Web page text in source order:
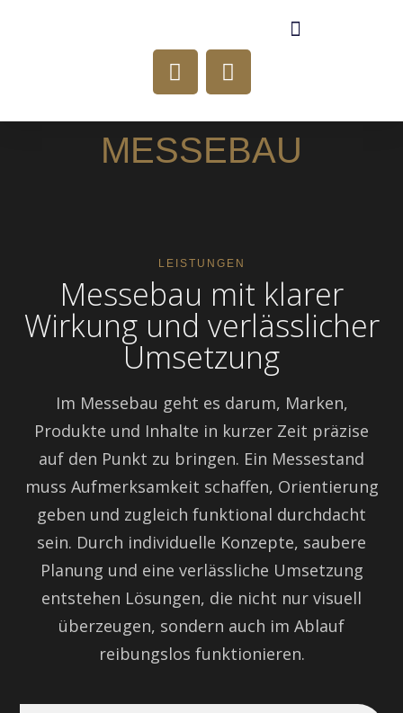
MESSEBAU
LEISTUNGEN
Messebau mit klarer
Wirkung und verlässlicher
Umsetzung
Im Messebau geht es darum, Marken,
Produkte und Inhalte in kurzer Zeit präzise
auf den Punkt zu bringen. Ein Messestand
muss Aufmerksamkeit schaffen, Orientierung
geben und zugleich funktional durchdacht
sein. Durch individuelle Konzepte, saubere
Planung und eine verlässliche Umsetzung
entstehen Lösungen, die nicht nur visuell
überzeugen, sondern auch im Ablauf
reibungslos funktionieren.